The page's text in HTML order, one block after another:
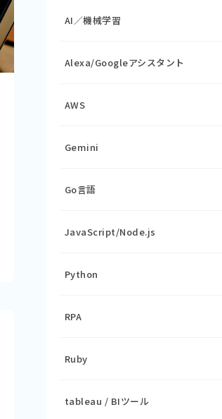
AI／機械学習
Alexa/Googleアシスタント
AWS
Gemini
Go言語
JavaScript/Node.js
Python
RPA
Ruby
tableau / BIツール